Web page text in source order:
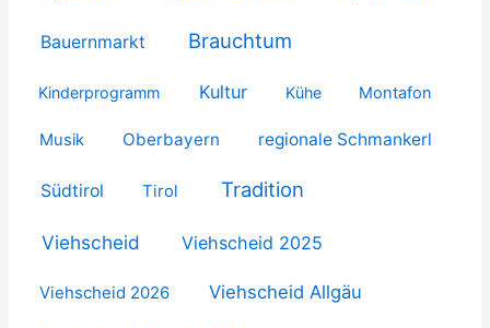
Bauernmarkt Brauchtum
Kinderprogramm Kultur Kühe Montafon
Musik Oberbayern regionale Schmankerl
Südtirol Tirol Tradition
Viehscheid Viehscheid 2025
Viehscheid 2026 Viehscheid Allgäu